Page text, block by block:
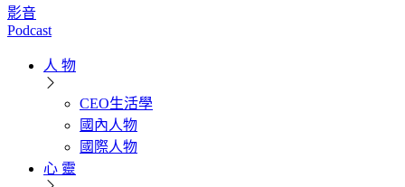
影音
Podcast
人 物
CEO生活學
國內人物
國際人物
心 靈